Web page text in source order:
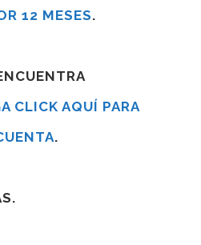
12 MESES.
CLICK AQUÍ PARA
.